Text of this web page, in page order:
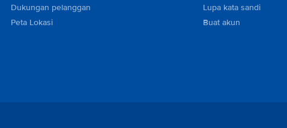
Dukungan pelanggan
Peta Lokasi
Lupa kata sandi
Buat akun